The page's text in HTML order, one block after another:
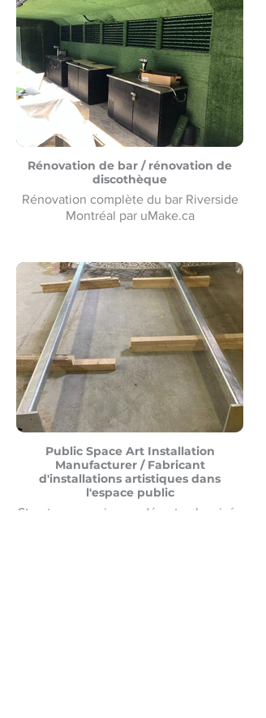
Beach Volleyball
Rénovation de bar / rénovation de
discothèque
Rénovation complète du bar Riverside
Montréal par uMake.ca
Public Space Art Installation
Manufacturer / Fabricant
d'installations artistiques dans
l'espace public
Structure en acier soudée et galvanisée